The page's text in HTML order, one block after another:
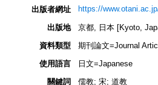
出版者網址
https://
出版地
京都, 日本 [Kyoto,
資料類型
期刊論文=Journal
使用語言
日文=Japanese
關鍵詞
儒教; 宋; 道教